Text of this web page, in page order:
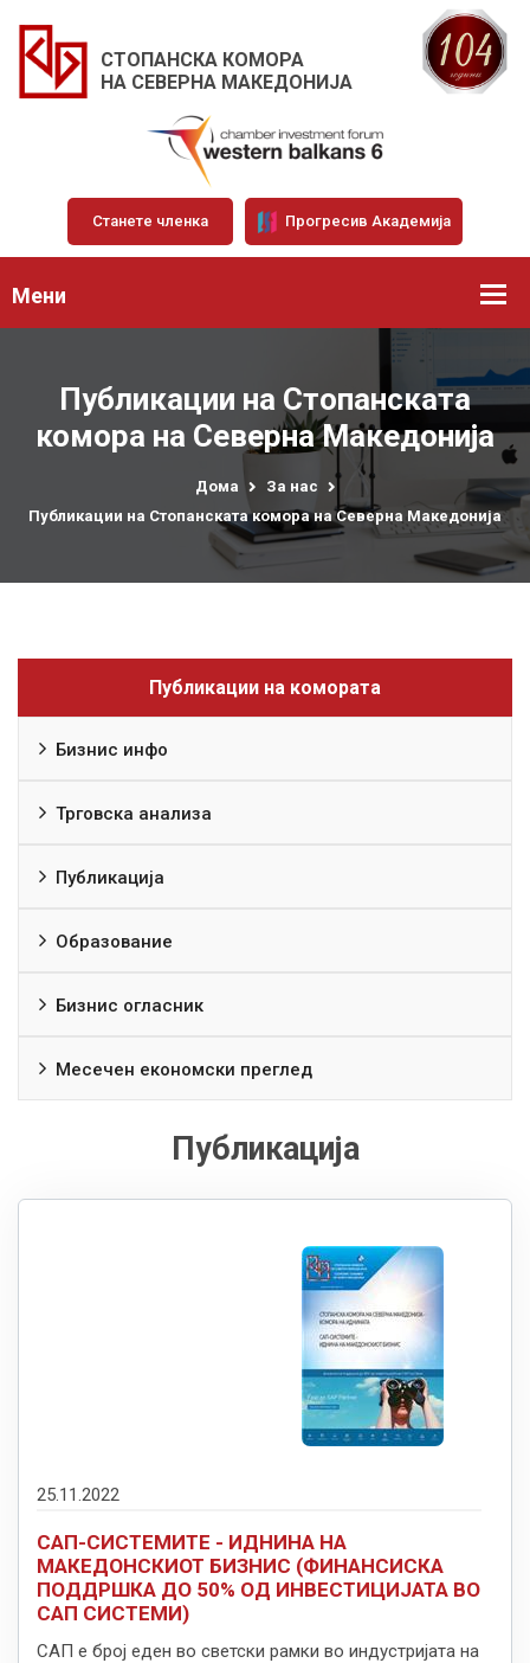
СТОПАНСКА КОМОРА
НА СЕВЕРНА МАКЕДОНИЈА
Станете членка Прогресив Академија
Мени
Публикации на Стопанската
комора на Северна Македонија
Дома
За нас
Публикации на Стопанската комора на Северна Македонија
Публикации на комората
Бизнис инфо
Трговска анализа
Публикација
Образование
Бизнис огласник
Месечен економски преглед
Публикација
25.11.2022
САП-СИСТЕМИТЕ - ИДНИНА НА
МАКЕДОНСКИОТ БИЗНИС (ФИНАНСИСКА
ПОДДРШКА ДО 50% ОД ИНВЕСТИЦИЈАТА ВО
САП СИСТЕМИ)
САП е број еден во светски рамки во индустријата на